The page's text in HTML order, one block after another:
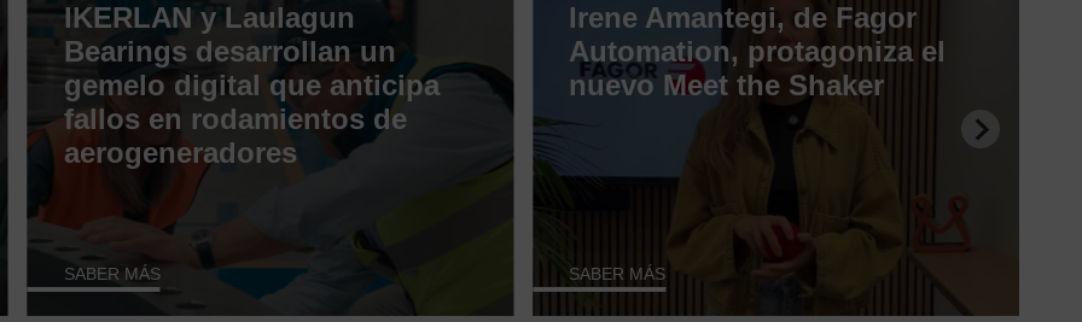
IKERLAN y Laulagun
Bearings desarrollan un
gemelo digital que anticipa
fallos en rodamientos de
aerogeneradores
SABER MÁS
Irene Amantegi, de Fagor
Automation, protagoniza el
nuevo Meet the Shaker
SABER MÁS